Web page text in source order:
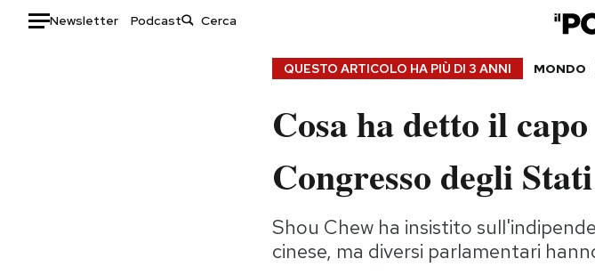
Newsletter Podcast
Storie/Idee
Ok Boomer!
QUESTO ARTICOLO HA PIÙ DI 3 ANNI MONDO
Cosa ha detto il
Congresso degli
Shou Chew ha insistito
cinese, ma diversi parlamentari